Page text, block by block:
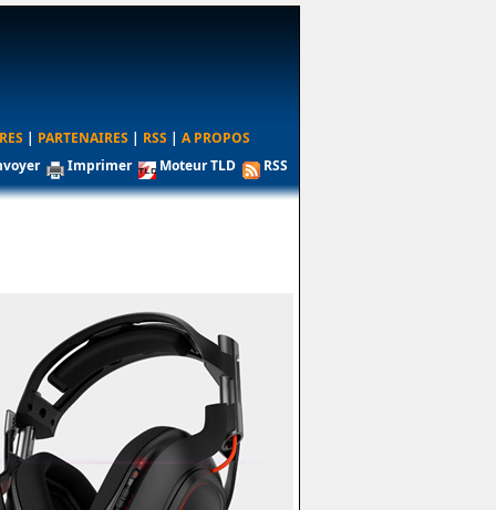
| PARTENAIRES | RSS | A PROPOS
Imprimer Moteur TLD RSS